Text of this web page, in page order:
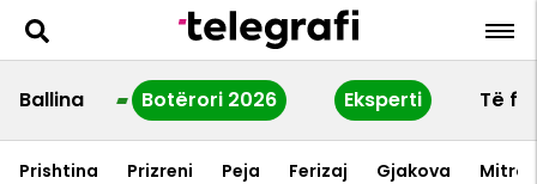
Ballina Botërori 2026 Eksperti Të
Prishtina Prizreni Peja Ferizaj Gjakova